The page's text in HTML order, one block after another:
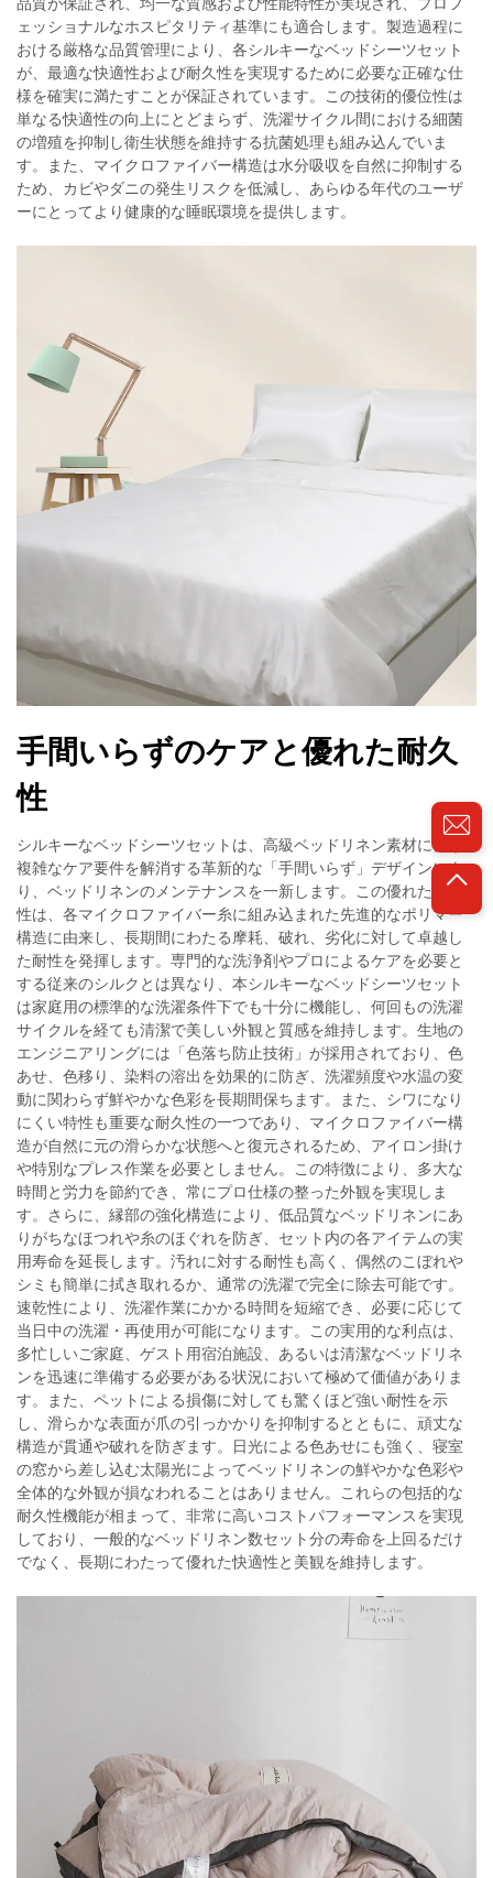
ェッショナルなホスピタリティ基準にも適合します。製造過程に
おける厳格な品質管理により、各シルキーなベッドシーツセット
が、最適な快適性および耐久性を実現するために必要な正確な仕
様を確実に満たすことが保証されています。この技術的優位性は
単なる快適性の向上にとどまらず、洗濯サイクル間における細菌
の増殖を抑制し衛生状態を維持する抗菌処理も組み込んでいま
す。また、マイクロファイバー構造は水分吸収を自然に抑制する
ため、カビやダニの発生リスクを低減し、あらゆる年代のユーザ
ーにとってより健康的な睡眠環境を提供します。
手間いらずのケアと優れた耐久
性
シルキーなベッドシーツセットは、高級ベッドリネン素材に伴う
複雑なケア要件を解消する革新的な「手間いらず」デザインによ
り、ベッドリネンのメンテナンスを一新します。この優れた耐久
性は、各マイクロファイバー糸に組み込まれた先進的なポリマー
構造に由来し、長期間にわたる摩耗、破れ、劣化に対して卓越し
た耐性を発揮します。専門的な洗浄剤やプロによるケアを必要と
する従来のシルクとは異なり、本シルキーなベッドシーツセット
は家庭用の標準的な洗濯条件下でも十分に機能し、何回もの洗濯
サイクルを経ても清潔で美しい外観と質感を維持します。生地の
エンジニアリングには「色落ち防止技術」が採用されており、色
あせ、色移り、染料の溶出を効果的に防ぎ、洗濯頻度や水温の変
動に関わらず鮮やかな色彩を長期間保ちます。また、シワになり
にくい特性も重要な耐久性の一つであり、マイクロファイバー構
造が自然に元の滑らかな状態へと復元されるため、アイロン掛け
や特別なプレス作業を必要としません。この特徴により、多大な
時間と労力を節約でき、常にプロ仕様の整った外観を実現しま
す。さらに、縁部の強化構造により、低品質なベッドリネンにあ
りがちなほつれや糸のほぐれを防ぎ、セット内の各アイテムの実
用寿命を延長します。汚れに対する耐性も高く、偶然のこぼれや
シミも簡単に拭き取れるか、通常の洗濯で完全に除去可能です。
速乾性により、洗濯作業にかかる時間を短縮でき、必要に応じて
当日中の洗濯・再使用が可能になります。この実用的な利点は、
多忙しいご家庭、ゲスト用宿泊施設、あるいは清潔なベッドリネ
ンを迅速に準備する必要がある状況において極めて価値がありま
す。また、ペットによる損傷に対しても驚くほど強い耐性を示
し、滑らかな表面が爪の引っかかりを抑制するとともに、頑丈な
構造が貫通や破れを防ぎます。日光による色あせにも強く、寝室
の窓から差し込む太陽光によってベッドリネンの鮮やかな色彩や
全体的な外観が損なわれることはありません。これらの包括的な
耐久性機能が相まって、非常に高いコストパフォーマンスを実現
しており、一般的なベッドリネン数セット分の寿命を上回るだけ
でなく、長期にわたって優れた快適性と美観を維持します。